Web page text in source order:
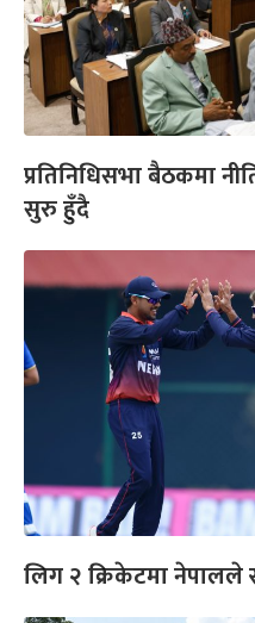
प्रतिनिधिसभा बैठकमा
सुरु हुँदै
लिग २ क्रिकेटमा